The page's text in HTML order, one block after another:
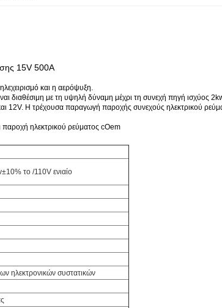
15V 500A
και η αερόψυξη.
διαθέσιμη με τη υψηλή δύναμη μέχρι τη συνεχή πηγή ισχύος
12V. Η τρέχουσα παραγωγή παροχής συνεχούς ηλεκτρικού
παροχή ηλεκτρικού ρεύματος cOem
το /110V ενιαίο
ηλεκτρονικών συστατικών